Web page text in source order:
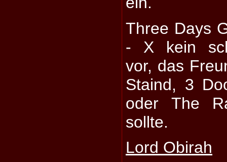
Three Days
- X kein
vor, das
Staind, 3
oder The
sollte.
Lord Obirah